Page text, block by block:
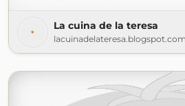
La cuina de la teresa
lacuinadelateresa.blogspot.com